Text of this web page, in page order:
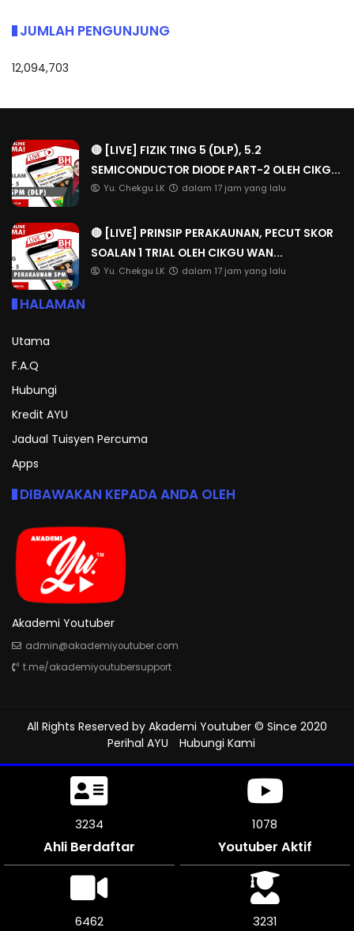
JUMLAH PENGUNJUNG
12,094,703
🔴 [LIVE] FIZIK TING 5 (DLP), 5.2
SEMICONDUCTOR DIODE PART-2 OLEH CIKG...
Yu. Chekgu LK dalam 17 jam yang lalu
🔴 [LIVE] PRINSIP PERAKAUNAN, PECUT SKOR
SOALAN 1 TRIAL OLEH CIKGU WAN...
Yu. Chekgu LK dalam 17 jam yang lalu
HALAMAN
Utama
F.A.Q
Hubungi
Kredit AYU
Jadual Tuisyen Percuma
Apps
DIBAWAKAN KEPADA ANDA OLEH
Akademi Youtuber
admin@akademiyoutuber.com
t.me/akademiyoutubersupport
All Rights Reserved by Akademi Youtuber © Since 2020
Perihal AYU
Hubungi Kami
3591
Ahli Berdaftar
1197
Youtuber Aktif
7182 3591